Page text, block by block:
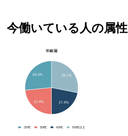
今働いている人の属性